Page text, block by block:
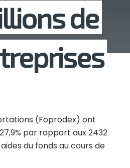
de
(Foprodex) ont
par rapport aux 2432
du fonds au cours de